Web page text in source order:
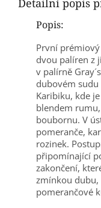
Detailní popis
Popis:
První
dvou palíren z
v palírně
dubovém
Karibiku, kde
blendem
boubornu. V
pomeranče,
rozinek.
připomínající
zakončení,
zmínkou dubu,
pomerančové